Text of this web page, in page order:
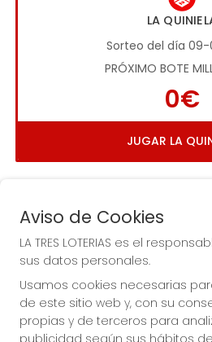
LA
Sorteo del día
PRÓXIMO BOTE
0€
JUGAR LA
¡La Tres Loterias te
Aviso de Cookies
LA TRES LOTERIAS es el
sus datos personales.
Usamos cookies necesarias
de este sitio web y, con su
propias y de terceros para
publicidad según sus hábitos